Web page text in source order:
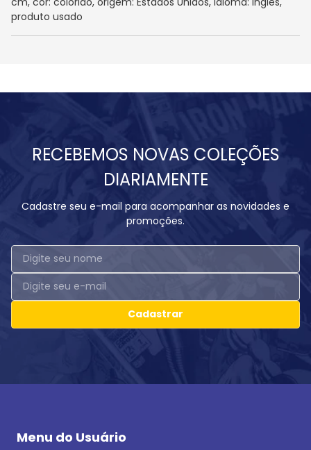
produto usado
RECEBEMOS NOVAS COLEÇÕES
DIARIAMENTE
Cadastre seu e-mail para acompanhar as novidades e
promoções.
Cadastrar
Menu do Usuário